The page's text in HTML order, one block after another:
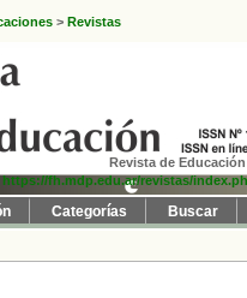
> Revistas
Revista de
https://fh.mdp.edu.ar/revistas/
Categorías Buscar